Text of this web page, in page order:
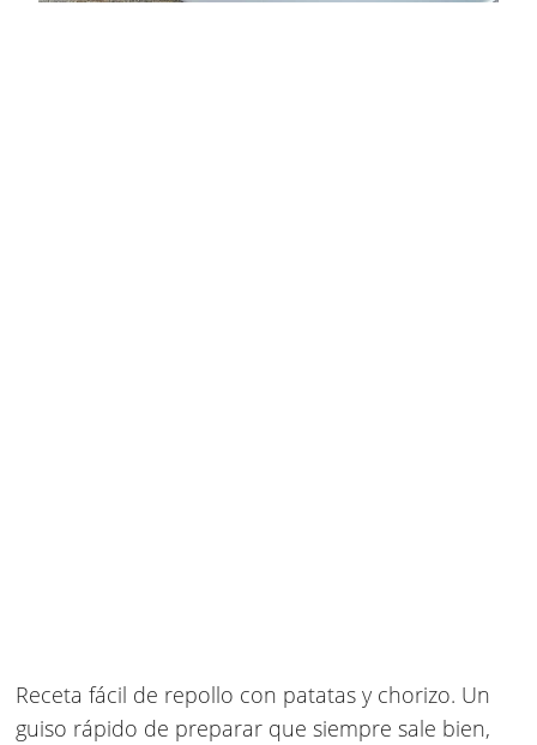
Receta fácil de repollo con patatas y chorizo. Un
guiso rápido de preparar que siempre sale bien,